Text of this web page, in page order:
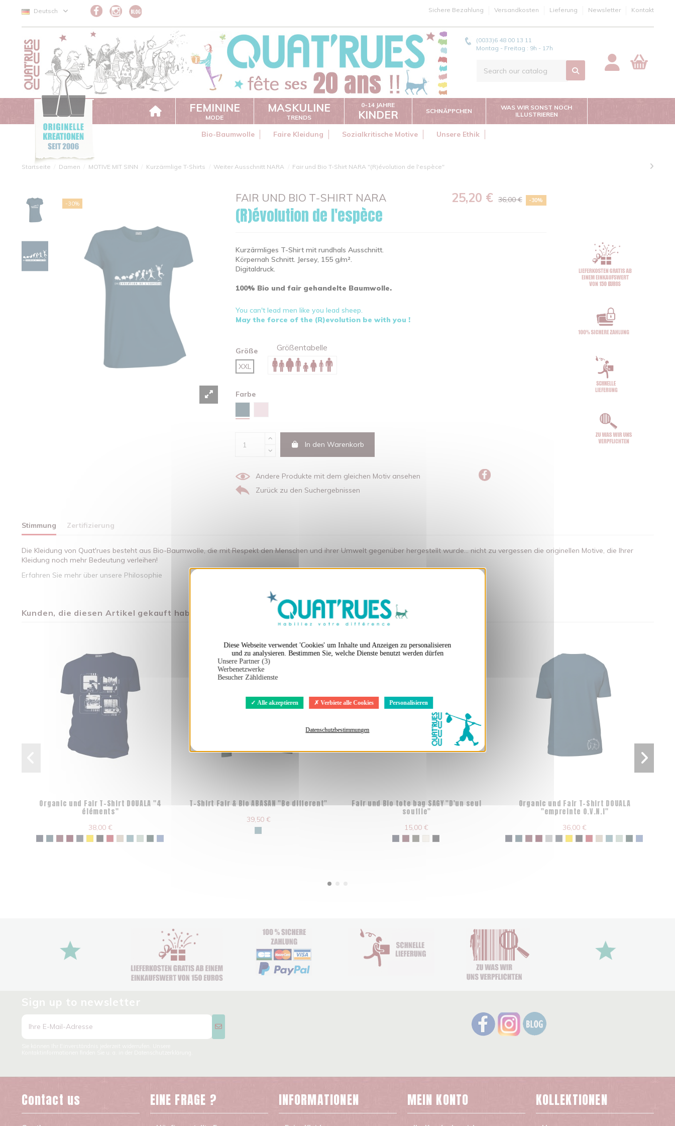
Diese Webseite verwendet 'Cookies' um Inhalte und Anzeigen zu personalisieren
und zu analysieren. Bestimmen Sie, welche Dienste benutzt werden dürfen
Unsere Partner (3)
Werbenetzwerke
Besucher Zähldienste
Alle akzeptieren Verbiete alle Cookies Personalisieren
Datenschutzbestimmungen
Deutsch Sichere Bezahlung Versandkosten Lieferung Newsletter Kontakt
(0033)6 48 00 13 11
Montag - Freitag : 9h - 17h
FEMININE
MODE
MASKULINE
TRENDS
0-14 JAHRE
KINDER SCHNÄPPCHEN
WAS WIR SONST NOCH
ILLUSTRIEREN
Bio-Baumwolle Faire Kleidung Sozialkritische Motive Unsere Ethik
Startseite Damen MOTIVE MIT SINN Kurzärmlige T-Shirts Weiter Ausschnitt NARA Fair und Bio T-Shirt NARA "(R)évolution de l'espèce"
-30% FAIR UND BIO T-SHIRT NARA 25,20 € 36,00 € -30%
(R)évolution de l'espèce
Kurzärmliges T-Shirt mit rundhals Ausschnitt.
Körpernah Schnitt. Jersey, 155 g/m².
Digitaldruck.
100% Bio und fair gehandelte Baumwolle.
You can't lead men like you lead sheep.
May the force of the (R)evolution be with you !
Größe
XXL
Größentabelle
Farbe
In den Warenkorb
Andere Produkte mit dem gleichen Motiv ansehen
Zurück zu den Suchergebnissen
Stimmung Zertifizierung
Die Kleidung von Quat'rues besteht aus Bio-Baumwolle, die mit Respekt den Menschen und ihrer Umwelt gegenüber hergestellt wurde... nicht zu vergessen die originellen Motive, die Ihrer
Kleidung noch mehr Bedeutung verleihen!
Erfahren Sie mehr über unsere Philosophie
Kunden, die diesen Artikel gekauft haben, kauften auch ...
Organic und Fair T-Shirt DOUALA "4
éléments"
38,00 €
T-Shirt Fair & Bio ABASAN "Be different"
39,50 €
Fair und Bio tote bag SAGY "D'un seul
souffle"
15,00 €
Organic und Fair T-Shirt DOUALA
"empreinte O.V.N.I"
36,00 €
Contact us EINE FRAGE ? INFORMATIONEN MEIN KONTO KOLLEKTIONEN